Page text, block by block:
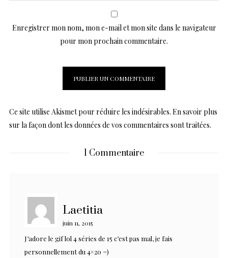
Enregistrer mon nom, mon e-mail et mon site dans le navigateur
pour mon prochain commentaire.
Ce site utilise Akismet pour réduire les indésirables. En savoir plus
sur la façon dont les données de vos commentaires sont traitées.
1 Commentaire
Laetitia
juin 11, 2015
J’adore le gif lol 4 séries de 15 c’est pas mal, je fais
personnellement du 4×20 =)